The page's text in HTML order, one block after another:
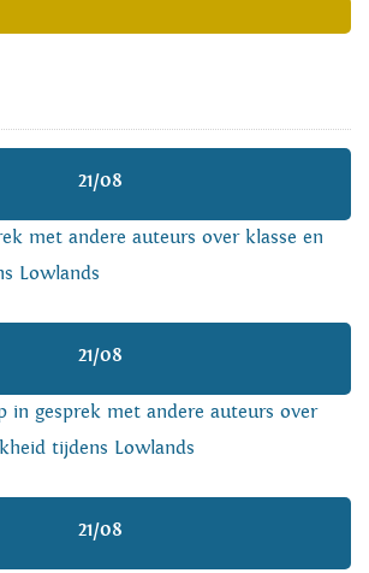
21/08
met andere auteurs over klasse en
Lowlands
21/08
in gesprek met andere auteurs over
tijdens Lowlands
21/08